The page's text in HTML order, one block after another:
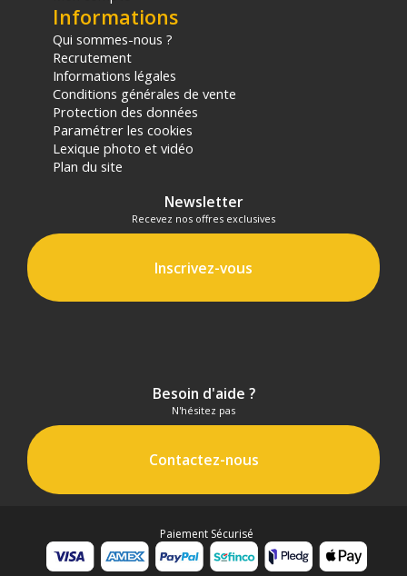
Informations
Qui sommes-nous ?
Recrutement
Informations légales
Conditions générales de vente
Protection des données
Paramétrer les cookies
Lexique photo et vidéo
Plan du site
Newsletter
Recevez nos offres exclusives
Inscrivez-vous
Besoin d'aide ?
N'hésitez pas
Contactez-nous
Paiement Sécurisé